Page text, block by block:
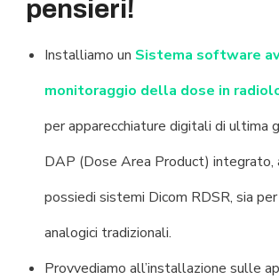
pensieri!
Installiamo un Sistema software
monitoraggio della dose in
per apparecchiature digitali di ultima
DAP (Dose Area Product) integrato,
possiedi sistemi Dicom RDSR, sia
analogici tradizionali.
Provvediamo all’installazione sulle